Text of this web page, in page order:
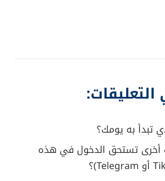
تبدأ به يومك؟
أخرى تستحق الدخول في هذه